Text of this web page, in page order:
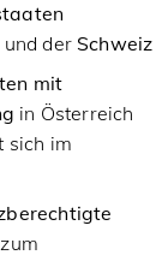
der Schweiz
mit
in Österreich
sich im